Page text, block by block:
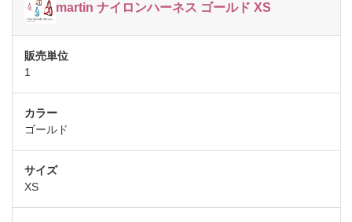
martin ナイロンハーネス ゴールド XS
1
ゴールド
XS